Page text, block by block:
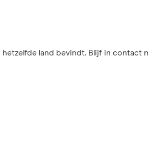
land bevindt. Blijf in contact